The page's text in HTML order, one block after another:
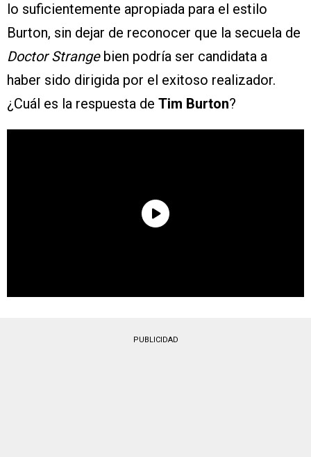
lo suficientemente apropiada para el estilo
Burton, sin dejar de reconocer que la secuela de
Doctor Strangebien podría ser candidata a
haber sido dirigida por el exitoso realizador.
¿Cuál es la respuesta de Tim Burton?
PUBLICIDAD